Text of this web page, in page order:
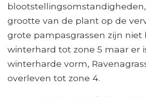
grootte van de plant op de
grote pampasgrassen zijn niet
winterhard tot zone 5 maar er
winterharde vorm,
overleven tot zone 4.